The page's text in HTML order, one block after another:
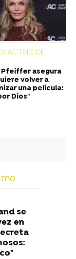
ACTRIZ DE
Pfeiffer asegura
volver a
una película:
Dios"
se
en